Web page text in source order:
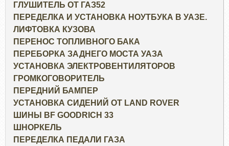
ГЛУШИТЕЛЬ ОТ ГАЗ52
ПЕРЕДЕЛКА И УСТАНОВКА НОУТБУКА В УАЗЕ.
ЛИФТОВКА КУЗОВА
ПЕРЕНОС ТОПЛИВНОГО БАКА
ПЕРЕБОРКА ЗАДНЕГО МОСТА УАЗА
УСТАНОВКА ЭЛЕКТРОВЕНТИЛЯТОРОВ
ГРОМКОГОВОРИТЕЛЬ
ПЕРЕДНИЙ БАМПЕР
УСТАНОВКА СИДЕНИЙ ОТ LAND ROVER
ШИНЫ BF GOODRICH 33
ШНОРКЕЛЬ
ПЕРЕДЕЛКА ПЕДАЛИ ГАЗА